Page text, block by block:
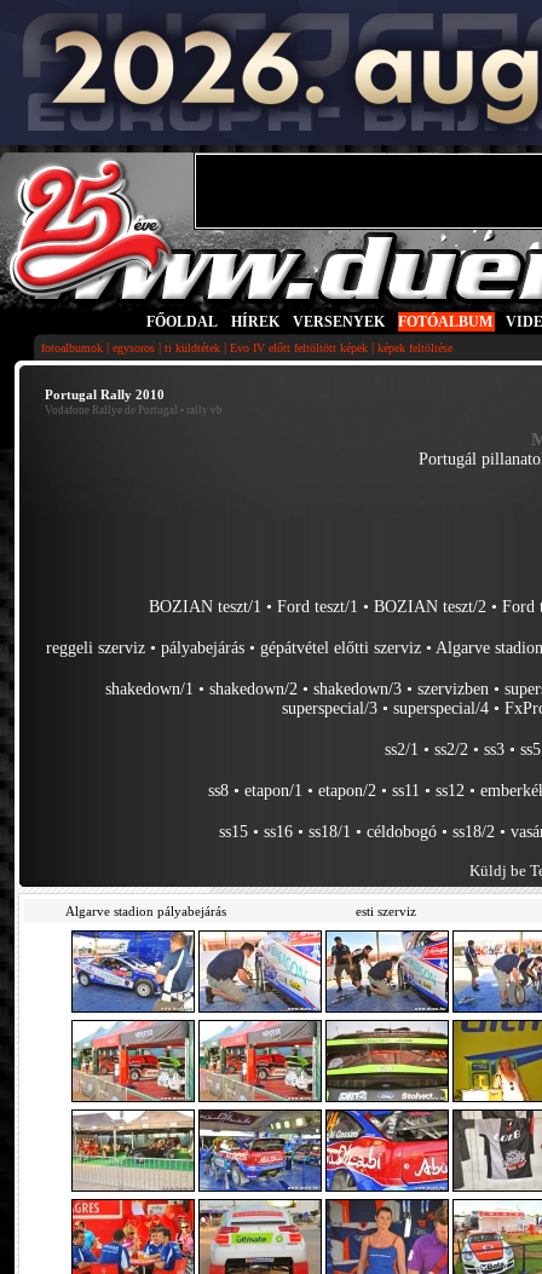
FŐOLDAL HÍREK VERSENYEK FOTÓALBUM
fotoalbumok | egysoros | ti küldtétek | Evo IV előtt feltöltött képek | képek feltöltése
Portugal Rally 2010
Vodafone Rallye de Portugal • rally vb
Portugál
BOZIAN teszt/1 •Ford teszt/1 •BOZIAN teszt/2 •Ford
reggeli szerviz •pályabejárás •gépátvétel előtti szerviz •Algarve
shakedown/1 •shakedown/2 •shakedown/3 •szervizben •
superspecial/3 •superspecial/4 •
ss2/1 •ss2/2 •ss3 •ss5
ss8 •etapon/1 •etapon/2 •ss11 •ss12 •
ss15 •ss16 •ss18/1 •céldobogó •ss18/2 •
Küldj be
Algarve stadion pályabejárás esti szerviz